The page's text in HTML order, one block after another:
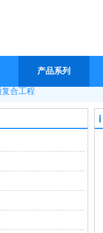
产品系列
合工程